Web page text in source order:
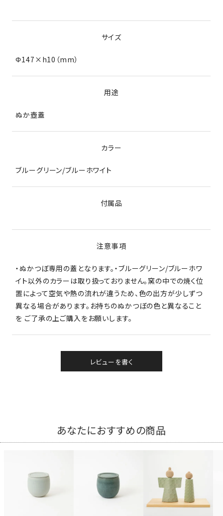
サイズ
Φ147×h10（mm）
用途
ぬか壺蓋
カラー
ブルーグリーン/ブルーホワイト
付属品
注意事項
・ぬかつぼ専用の蓋となります。・ブルーグリーン/ブルーホワ
イト以外のカラーは取り扱っておりません。窯の中での焼く位
置によって空気や熱の流れが違うため、色の出方が少しずつ
異なる場合があります。お持ちのぬかつぼの色と異なること
を ご了承の上ご購入をお願いします。
レビューを書く
あなたにおすすめの商品